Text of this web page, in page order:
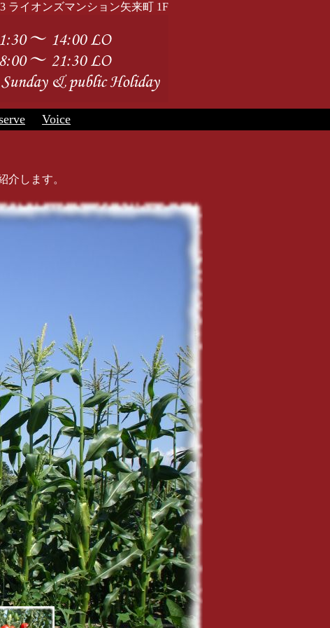
ライオンズマンション矢来町 1F
Voice
介します。